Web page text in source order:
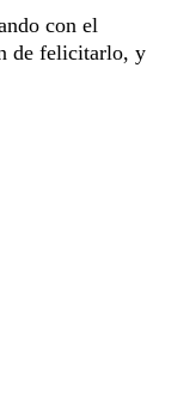
con el
de felicitarlo, y